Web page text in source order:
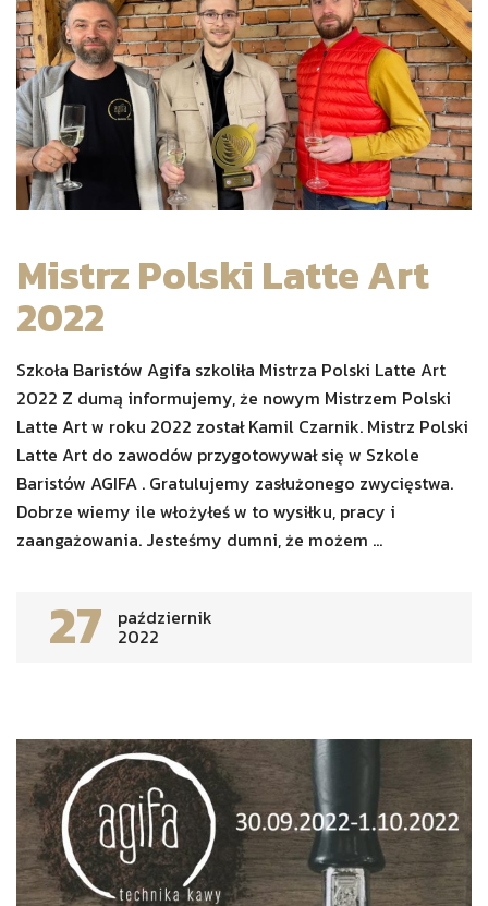
Mistrz Polski Latte Art
2022
Szkoła Baristów Agifa szkoliła Mistrza Polski Latte Art
2022 Z dumą informujemy, że nowym Mistrzem Polski
Latte Art w roku 2022 został Kamil Czarnik. Mistrz Polski
Latte Art do zawodów przygotowywał się w Szkole
Baristów AGIFA . Gratulujemy zasłużonego zwycięstwa.
Dobrze wiemy ile włożyłeś w to wysiłku, pracy i
zaangażowania. Jesteśmy dumni, że możem ...
27 październik
2022